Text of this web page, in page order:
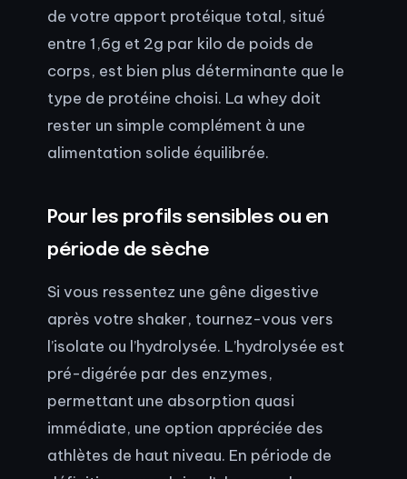
de votre apport protéique total, situé
entre 1,6g et 2g par kilo de poids de
corps, est bien plus déterminante que le
type de protéine choisi. La whey doit
rester un simple complément à une
alimentation solide équilibrée.
Pour les profils sensibles ou en
période de sèche
Si vous ressentez une gêne digestive
après votre shaker, tournez-vous vers
l’isolate ou l’hydrolysée. L’hydrolysée est
pré-digérée par des enzymes,
permettant une absorption quasi
immédiate, une option appréciée des
athlètes de haut niveau. En période de